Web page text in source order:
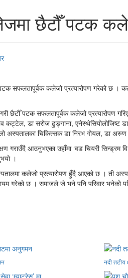
छैटौँ पटक
कलेजो प्रत्यारोपण गरेको छ । कलेजले
पटक सफलतापूर्वक कलेजो प्रत्यारोपण
कट्टेल, डा सरोज ढुङ्गाना, एनेस्थेसियोलोजिष्ट
अस्पतालका चिकित्सक डा निरभ गोयल, डा
गराउँदै आउनुभएका उहाँमा ‘वड चियरी सिन्ड्रम
।
कलेजो प्रत्यारोपण हुँदै आएको छ । ती
गरेको छ । समाजले जे भने पनि परिवार
नदी तटीय